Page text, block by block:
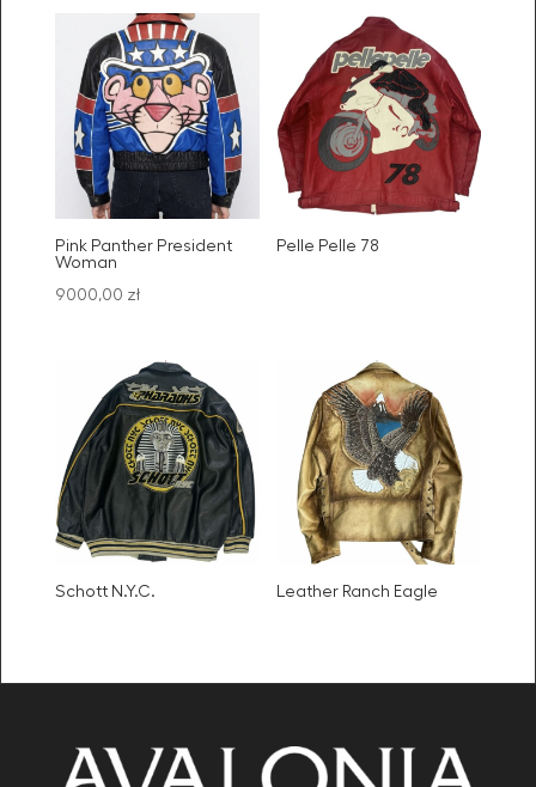
Pink Panther President
Woman
9000,00 zł
Pelle Pelle 78
Schott N.Y.C. Leather Ranch Eagle